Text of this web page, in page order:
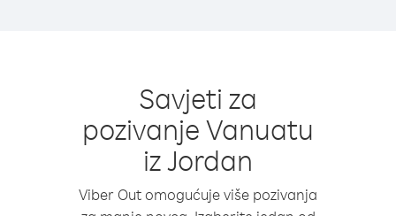
Savjeti za
pozivanje Vanuatu
iz Jordan
Viber Out omogućuje više pozivanja